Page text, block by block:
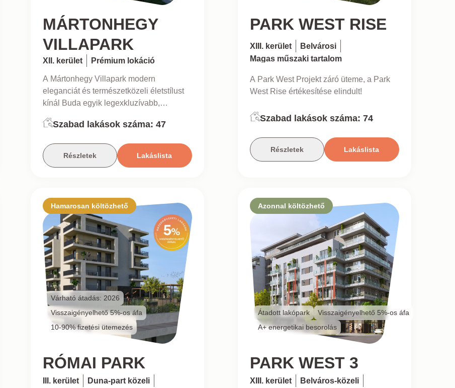
MÁRTONHEGY
VILLAPARK
XII. kerület Prémium lokáció
A Mártonhegy Villapark modern
eleganciát és természetközeli életstílust
kínál Buda egyik legexkluzívabb,
Szabad lakások száma: 47
Részletek Lakáslista
PARK WEST RISE
XIII. kerület
Belvárosi
Magas műszaki tartalom
A Park West Projekt záró üteme, a Park
West Rise értékesítése elindult!
Szabad lakások száma: 74
Részletek Lakáslista
Hamarosan költözhető
Várható átadás: 2026
Visszaigényelhető 5%-os áfa
10-90% fizetési ütemezés
RÓMAI PARK
III. kerület
Duna-part közeli
Azonnal költözhető
Átadott lakópark
Visszaigényelhető 5%-os áfa
A+ energetikai besorolás
PARK WEST 3
XIII. kerület
Belváros-közeli